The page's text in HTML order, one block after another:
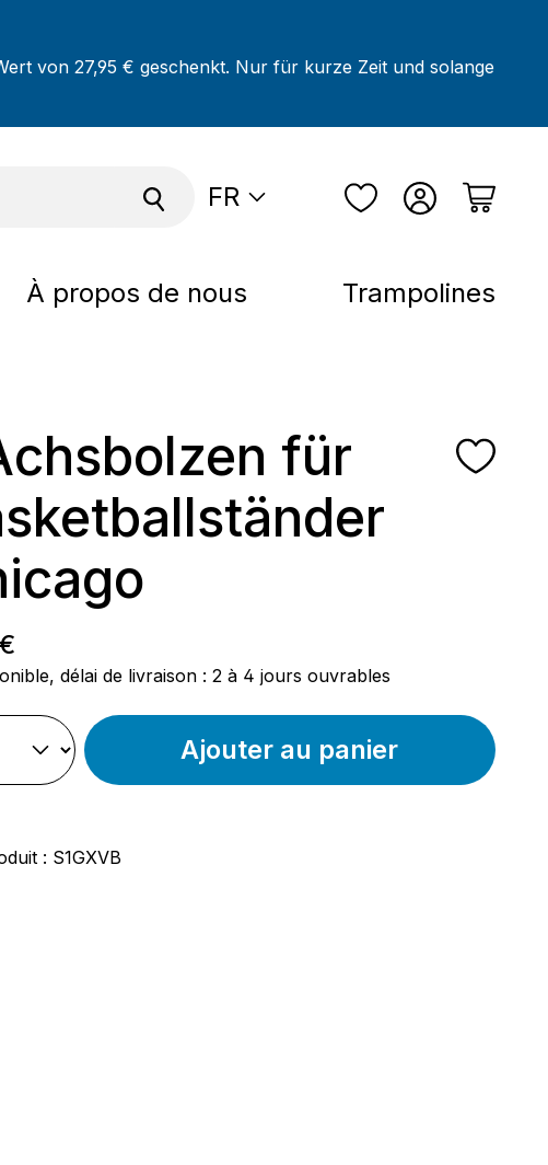
von 27,95 € geschenkt. Nur für kurze Zeit und solange
FR
À propos de nous Trampolines
für
:
délai de livraison : 2 à 4 jours ouvrables
Ajouter au panier
: S1GXVB